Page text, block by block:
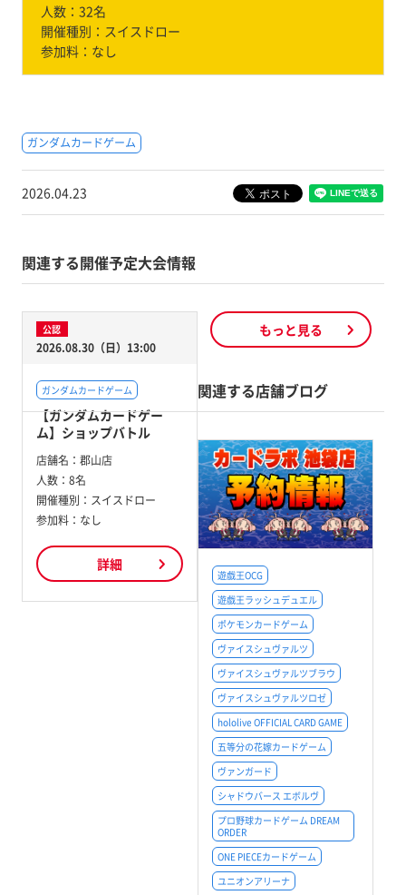
人数： 32名
開催種別： スイスドロー
参加料： なし
ガンダムカードゲーム
2026.04.23
関連する開催予定大会情報
公認
2026.08.30（日）13:00
ガンダムカードゲーム
【ガンダムカードゲー
ム】ショップバトル
店舗名： 郡山店
人数： 8名
開催種別： スイスドロー
参加料： なし
詳細
もっと見る
関連する店舗ブログ
遊戯王OCG
遊戯王ラッシュデュエル
ポケモンカードゲーム
ヴァイスシュヴァルツ
ヴァイスシュヴァルツブラウ
ヴァイスシュヴァルツロゼ
hololive OFFICIAL CARD GAME
五等分の花嫁カードゲーム
ヴァンガード
シャドウバース エボルヴ
プロ野球カードゲーム DREAM
ORDER
ONE PIECEカードゲーム
ユニオンアリーナ